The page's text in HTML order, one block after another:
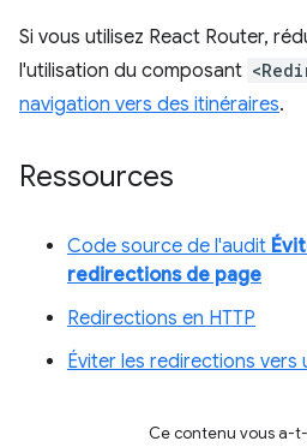
Si vous utilisez React Router,
l'utilisation du composant
navigation vers des itinéraires.
Ressources
Code source de l'audit
redirections de page
Redirections en HTTP
Éviter les redirections
Ce contenu vous a-